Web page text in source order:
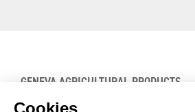
GENEVA AGRICULTURAL PRODUCTS